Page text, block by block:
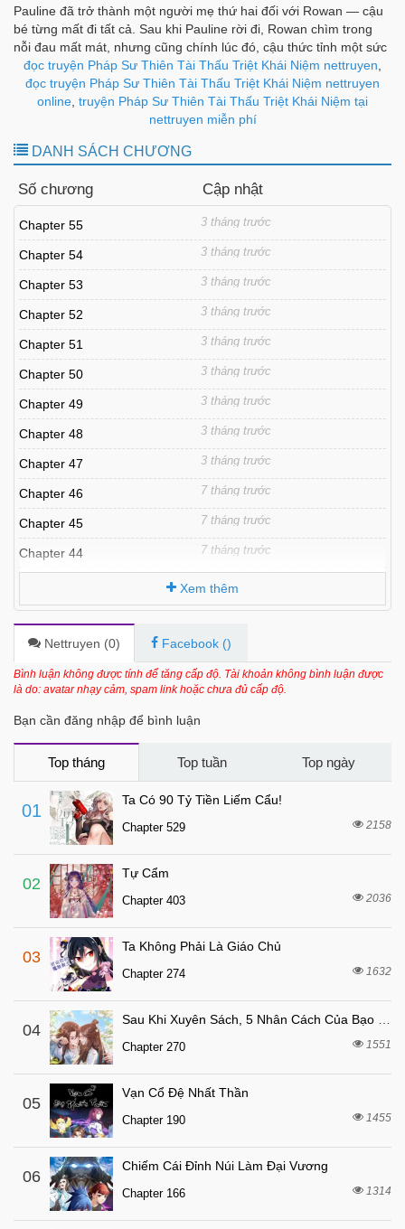
Pauline đã trở thành một người mẹ thứ hai đối với Rowan — cậu
bé từng mất đi tất cả. Sau khi Pauline rời đi, Rowan chìm trong
nỗi đau mất mát, nhưng cũng chính lúc đó, cậu thức tỉnh một sức
mạnh đặc biệt mang tên "Mana". Không chỉ sở hữu Mana, Rowan
còn có khả năng nhìn thấy Mana của người khác!
đọc truyện Pháp Sư Thiên Tài Thấu Triệt Khái Niệm nettruyen
đọc truyện Pháp Sư Thiên Tài Thấu Triệt Khái Niệm nettruyen
online truyện Pháp Sư Thiên Tài Thấu Triệt Khái Niệm tại
nettruyen miễn phí
DANH SÁCH CHƯƠNG
Số chương Cập nhật
Chapter 55 3 tháng trước
Chapter 54 3 tháng trước
Chapter 53 3 tháng trước
Chapter 52 3 tháng trước
Chapter 51 3 tháng trước
Chapter 50 3 tháng trước
Chapter 49 3 tháng trước
Chapter 48 3 tháng trước
Chapter 47 3 tháng trước
Chapter 46 7 tháng trước
Chapter 45 7 tháng trước
Chapter 44 7 tháng trước
Chapter 42 8 tháng trước
Chapter 41 8 tháng trước
Chapter 40 8 tháng trước
8 tháng trước
Chapter 37 8 tháng trước
Chapter 36
Chapter 35
Chapter 34
Chapter 33
Chapter 32
Chapter 31
Chapter 30
Chapter 29
Chapter 28 8 tháng trước
Chapter 27
Chapter 26 8 tháng trước
Chapter 25
Chapter 24 8 tháng trước
Chapter 23
Chapter 22
Xem thêm
Nettruyen (0) Facebook ()
Bình luận không được tính để tăng cấp độ. Tài khoản không bình luận được
là do: avatar nhạy cảm, spam link hoặc chưa đủ cấp độ.
Bạn cần đăng nhập để bình luận
Top tháng Top tuần Top ngày
01
Ta Có 90 Tỷ Tiền Liếm Cẩu!
Chapter 529 2158
02
Tự Cẩm
Chapter 403 2036
03
Ta Không Phải Là Giáo Chủ
Chapter 274 1632
04
Chapter 270 1551
05
Vạn Cổ Đệ Nhất Thần
Chapter 190 1455
06
Chiếm Cái Đỉnh Núi Làm Đại Vương
Chapter 166 1314